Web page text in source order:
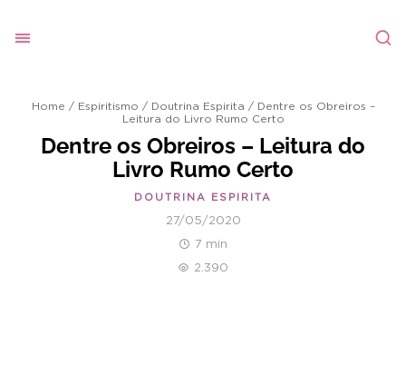
Home / Espiritismo / Doutrina Espirita / Dentre os Obreiros –
Leitura do Livro Rumo Certo
Dentre os Obreiros – Leitura do
Livro Rumo Certo
DOUTRINA ESPIRITA
27/05/2020
7 min
2.390